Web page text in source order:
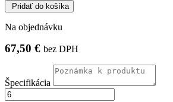
Pridať do košíka
Na objednávku
67,50 € bez DPH
Špecifikácia